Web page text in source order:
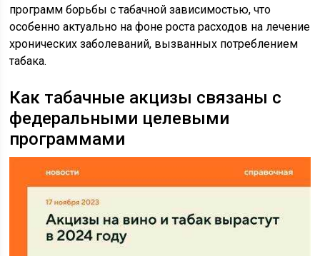
программ борьбы с табачной зависимостью, что
особенно актуально на фоне роста расходов на лечение
хронических заболеваний, вызванных потреблением
табака.
Как табачные акцизы связаны с
федеральными целевыми
программами